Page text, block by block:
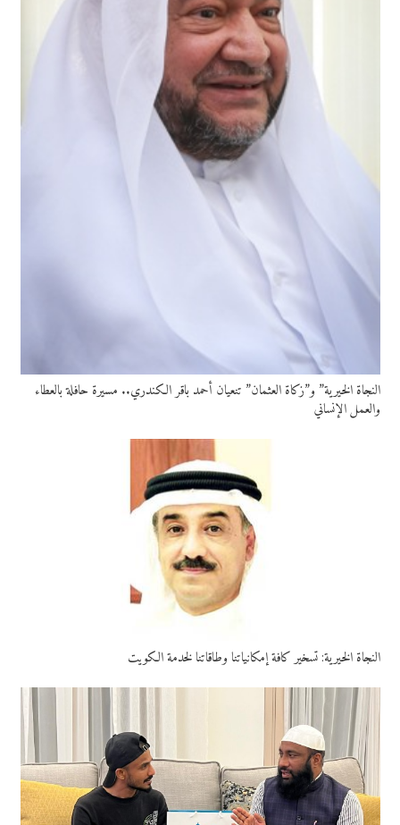
النجاة الخيرية” و”زكاة العثمان” تنعيان أحمد باقر الكندري.. مسيرة حافلة بالعطاء
والعمل الإنساني
النجاة الخيرية: تسخير كافة إمكانياتنا وطاقاتنا لخدمة الكويت